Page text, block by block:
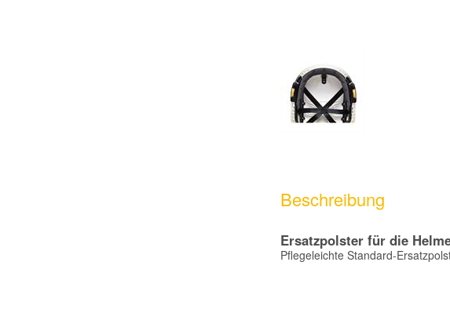
Beschreibung
Ersatzpolster für die
Pflegeleichte Standard-